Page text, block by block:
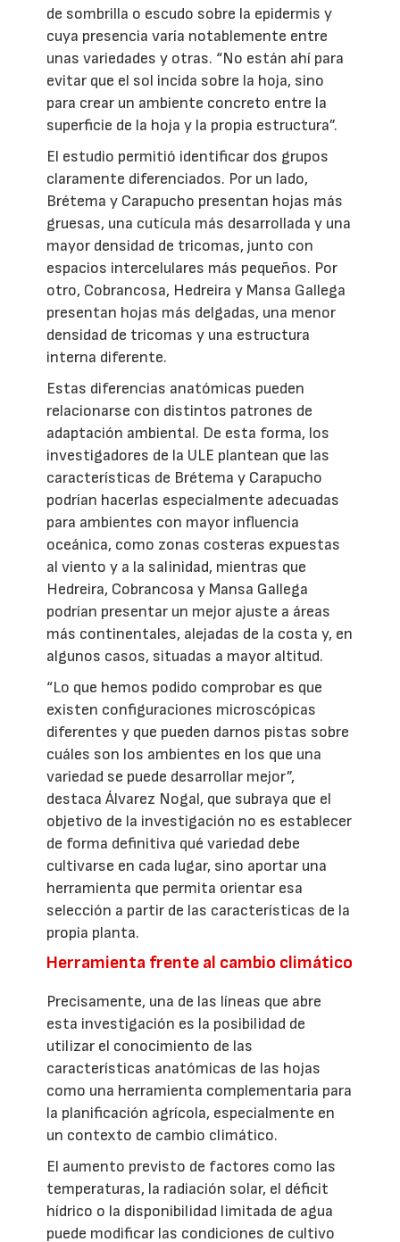
de sombrilla o escudo sobre la epidermis y
cuya presencia varía notablemente entre
unas variedades y otras. “No están ahí para
evitar que el sol incida sobre la hoja, sino
para crear un ambiente concreto entre la
superficie de la hoja y la propia estructura”.
El estudio permitió identificar dos grupos
claramente diferenciados. Por un lado,
Brétema y Carapucho presentan hojas más
gruesas, una cutícula más desarrollada y una
mayor densidad de tricomas, junto con
espacios intercelulares más pequeños. Por
otro, Cobrancosa, Hedreira y Mansa Gallega
presentan hojas más delgadas, una menor
densidad de tricomas y una estructura
interna diferente.
Estas diferencias anatómicas pueden
relacionarse con distintos patrones de
adaptación ambiental. De esta forma, los
investigadores de la ULE plantean que las
características de Brétema y Carapucho
podrían hacerlas especialmente adecuadas
para ambientes con mayor influencia
oceánica, como zonas costeras expuestas
al viento y a la salinidad, mientras que
Hedreira, Cobrancosa y Mansa Gallega
podrían presentar un mejor ajuste a áreas
más continentales, alejadas de la costa y, en
algunos casos, situadas a mayor altitud.
“Lo que hemos podido comprobar es que
existen configuraciones microscópicas
diferentes y que pueden darnos pistas sobre
cuáles son los ambientes en los que una
variedad se puede desarrollar mejor”,
destaca Álvarez Nogal, que subraya que el
objetivo de la investigación no es establecer
de forma definitiva qué variedad debe
cultivarse en cada lugar, sino aportar una
herramienta que permita orientar esa
selección a partir de las características de la
propia planta.
Herramienta frente al cambio climático
Precisamente, una de las líneas que abre
esta investigación es la posibilidad de
utilizar el conocimiento de las
características anatómicas de las hojas
como una herramienta complementaria para
la planificación agrícola, especialmente en
un contexto de cambio climático.
El aumento previsto de factores como las
temperaturas, la radiación solar, el déficit
hídrico o la disponibilidad limitada de agua
puede modificar las condiciones de cultivo